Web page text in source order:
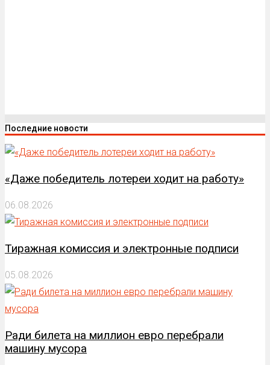
Последние новости
«Даже победитель лотереи ходит на работу»
06.08.2026
Тиражная комиссия и электронные подписи
05.08.2026
Ради билета на миллион евро перебрали
машину мусора